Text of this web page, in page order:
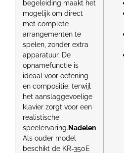
begeleiding maakt het
mogelijk om direct
met complete
arrangementen te
spelen, zonder extra
apparatuur. De
opnamefunctie is
ideaal voor oefening
en compositie, terwijl
het aanslaggevoelige
klavier zorgt voor een
realistische
speelervaring.Nadelen
Als ouder model
beschikt de KR-350E